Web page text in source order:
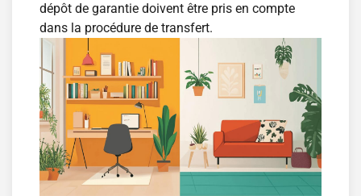
dépôt de garantie doivent être pris en compte
dans la procédure de transfert.